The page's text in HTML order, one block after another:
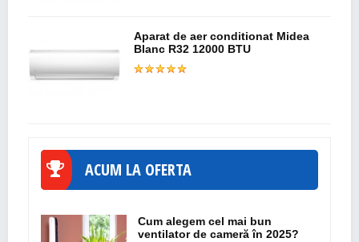
Aparat de aer conditionat Midea
Blanc R32 12000 BTU
ACUM LA OFERTA
Cum alegem cel mai bun
ventilator de cameră în 2025?